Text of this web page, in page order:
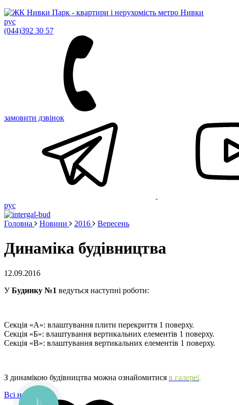
рус
(044)392 30 57
замовити дзвінок
рус
Головна Новини 2016 Вересень
Динаміка будівництва
12.09.2016
УБудинку №1 ведуться наступні роботи:
Секція «А»: влаштування плити перекриття 1 поверху.
Секція «Б»: влаштування вертикальних елементів 1 поверху.
Секція «В»: влаштування вертикальних елементів 1 поверху.
З динамікою будівництва можна ознайомитися в галереї.
Всі новини